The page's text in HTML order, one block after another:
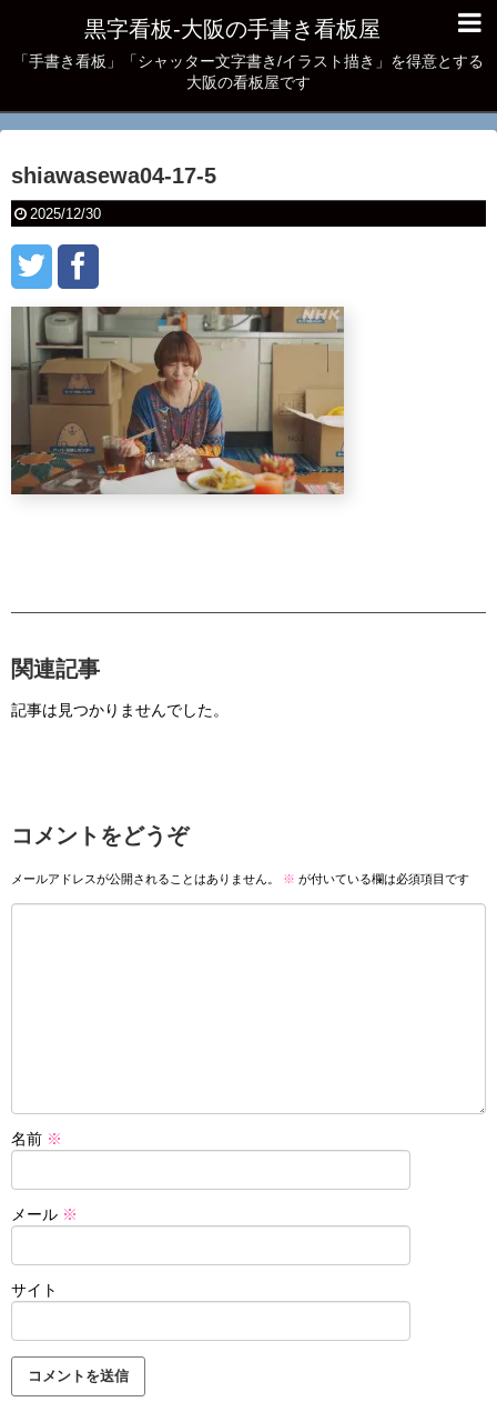
黒字看板‐大阪の手書き看板屋
「手書き看板」「シャッター文字書き/イラスト描き」を得意とする
大阪の看板屋です
shiawasewa04-17-5
2025/12/30
関連記事
記事は見つかりませんでした。
コメントをどうぞ
メールアドレスが公開されることはありません。 ※ が付いている欄は必須項目です
名前 ※
メール ※
サイト